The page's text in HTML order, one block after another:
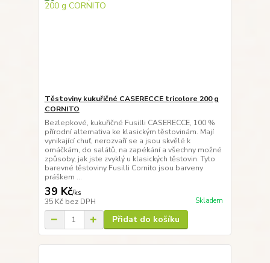
Těstoviny kukuřičné CASERECCE tricolore 200 g
CORNITO
Bezlepkové, kukuřičné Fusilli CASERECCE, 100 %
přírodní alternativa ke klasickým těstovinám. Mají
vynikající chuť, nerozvaří se a jsou skvělé k
omáčkám, do salátů, na zapékání a všechny možné
způsoby, jak jste zvyklý u klasických těstovin. Tyto
barevné těstoviny Fusilli Cornito jsou barveny
práškem ...
39 Kč/ks
35 Kč bez DPH Skladem
Přidat do košíku